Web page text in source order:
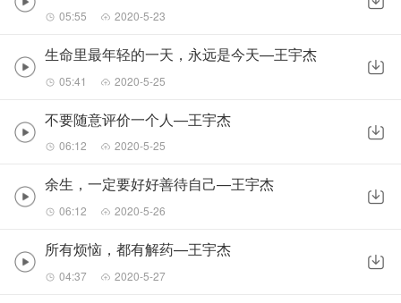
05:55 2020-5-23
生命里最年轻的一天，永远是今天—王宇杰
05:41 2020-5-25
不要随意评价一个人—王宇杰
06:12 2020-5-25
余生，一定要好好善待自己—王宇杰
06:12 2020-5-26
所有烦恼，都有解药—王宇杰
04:37 2020-5-27